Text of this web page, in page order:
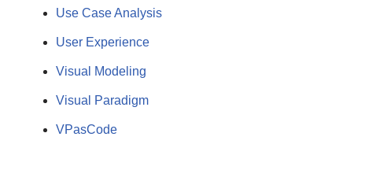
Use Case Analysis
User Experience
Visual Modeling
Visual Paradigm
VPasCode